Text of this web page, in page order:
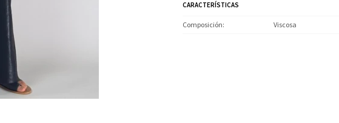
CARACTERÍSTICAS
Composición Viscosa